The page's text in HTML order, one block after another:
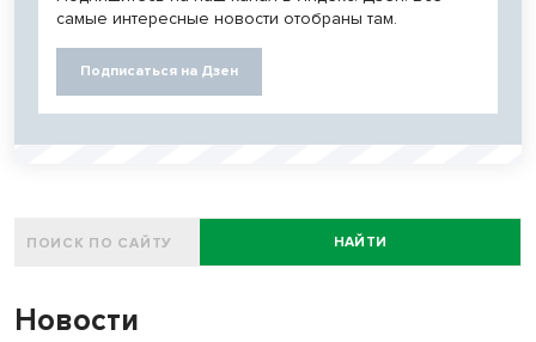
самые интересные новости отобраны там.
Подписаться на Дзен
НАЙТИ
Новости